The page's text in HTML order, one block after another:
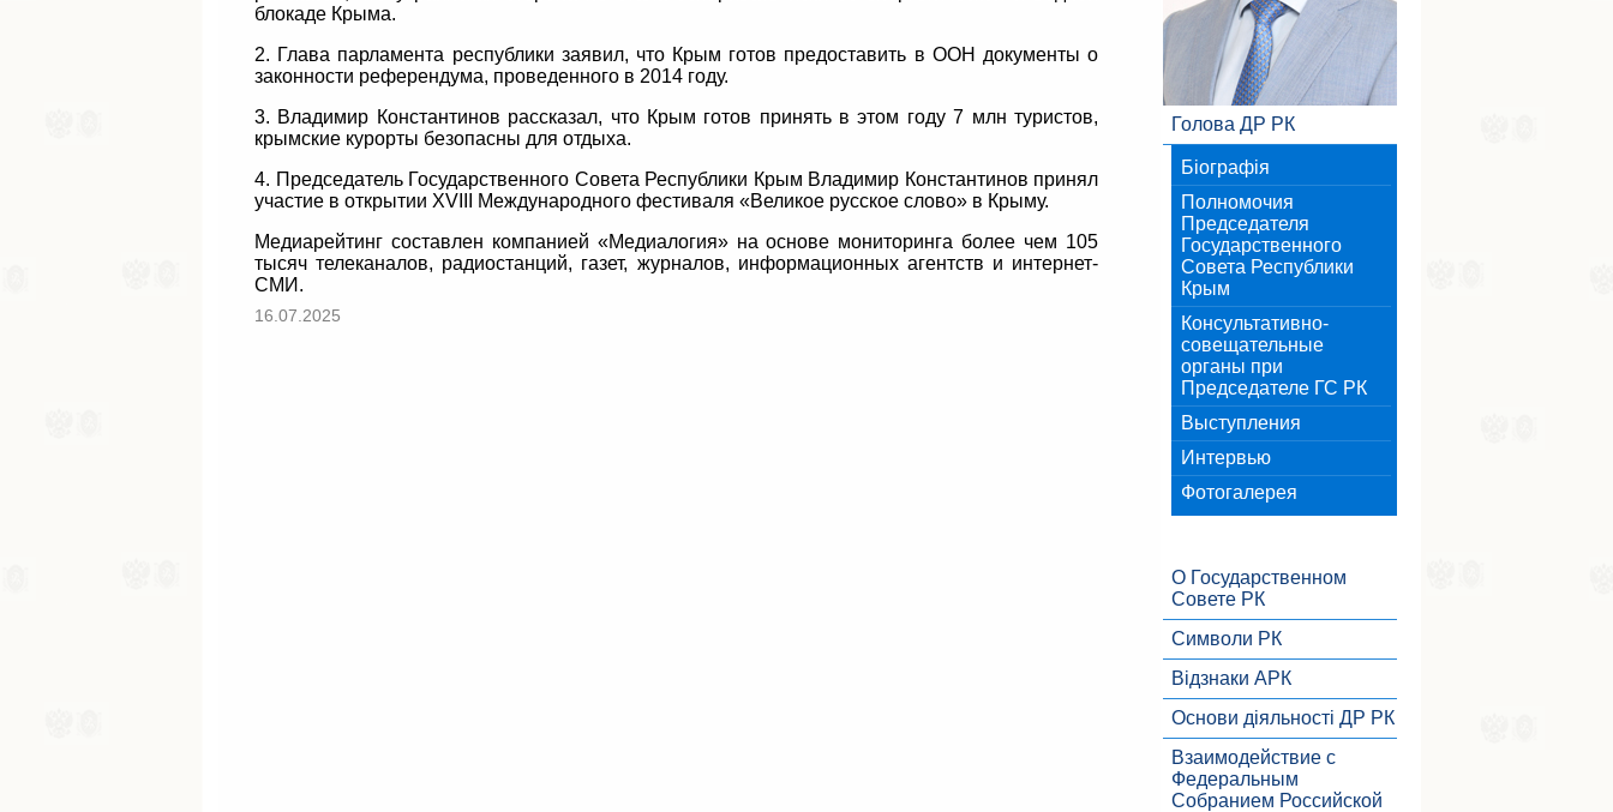
блокаде Крыма.
2. Глава парламента республики заявил, что Крым готов предоставить в ООН документы о
законности референдума, проведенного в 2014 году.
3. Владимир Константинов рассказал, что Крым готов принять в этом году 7 млн туристов,
крымские курорты безопасны для отдыха.
4. Председатель Государственного Совета Республики Крым Владимир Константинов принял
участие в открытии XVIII Международного фестиваля «Великое русское слово» в Крыму.
Медиарейтинг составлен компанией «Медиалогия» на основе мониторинга более чем 105
тысяч телеканалов, радиостанций, газет, журналов, информационных агентств и интернет-
СМИ.
16.07.2025
Голова ДР РК
Біографія
Полномочия
Председателя
Государственного
Совета Республики
Крым
Консультативно-
совещательные
органы при
Председателе ГС РК
Выступления
Интервью
Фотогалерея
О Государственном
Совете РК
Символи РК
Відзнаки АРК
Основи діяльності ДР РК
Взаимодействие с
Федеральным
Собранием Российской